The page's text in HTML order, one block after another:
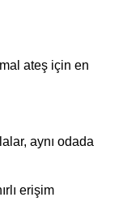
ateş için en
aynı odada
erişim